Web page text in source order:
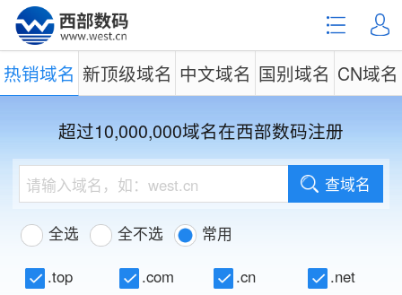
热销域名 新顶级域名 中文域名 国别域名 CN域名
超过10,000,000域名在西部数码注册
查域名
全选 全不选 常用
.top .com .cn
.net